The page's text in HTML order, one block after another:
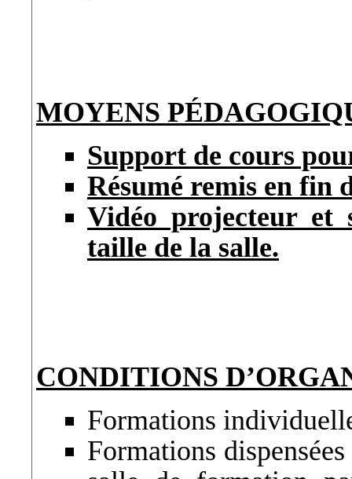
MOYENS
Support de cours
Résumé remis en fin
Vidéo projecteur et
taille de la salle.
CONDITIONS
Formations
Formations